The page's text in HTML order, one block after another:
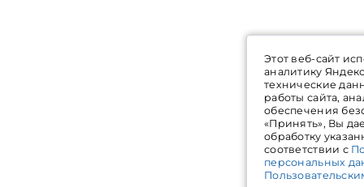
Этот веб-сайт
аналитику
технические
работы сайта,
обеспечения
«Принять», Вы
обработку
соответствии с
персональных